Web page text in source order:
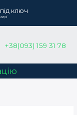
ключ
+38(093) 159 31 78